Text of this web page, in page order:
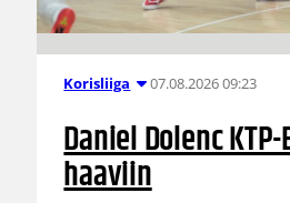
Korisliiga 07.08.2026 09:23
Daniel Dolenc
haaviin